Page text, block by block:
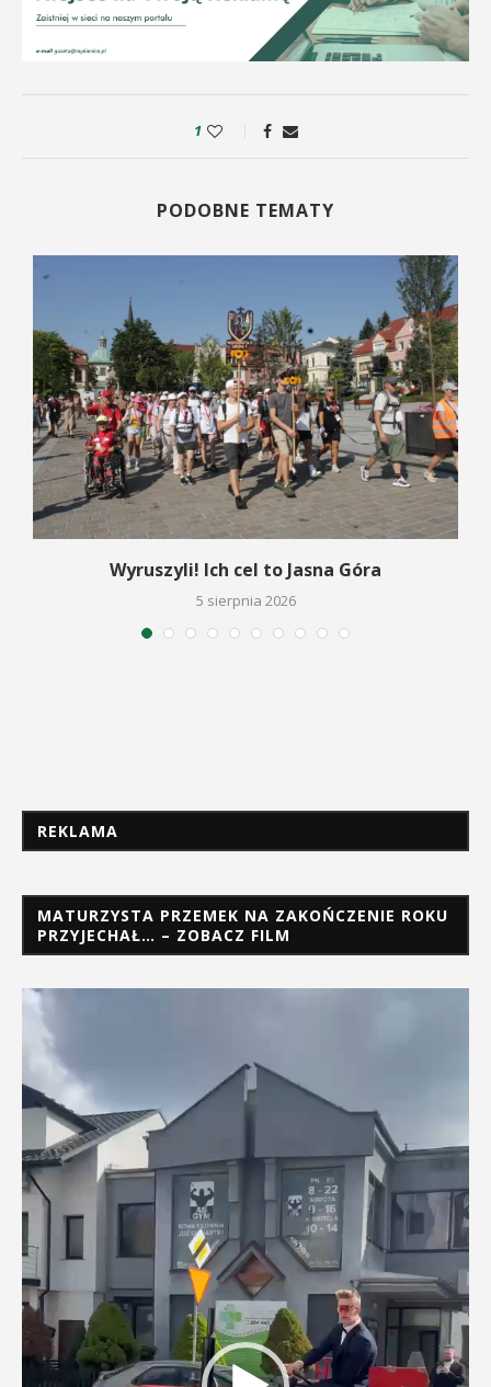
1
PODOBNE TEMATY
Wyruszyli! Ich cel to Jasna Góra
5 sierpnia 2026
REKLAMA
MATURZYSTA PRZEMEK NA ZAKOŃCZENIE ROKU
PRZYJECHAŁ… – ZOBACZ FILM
Odtwarzacz